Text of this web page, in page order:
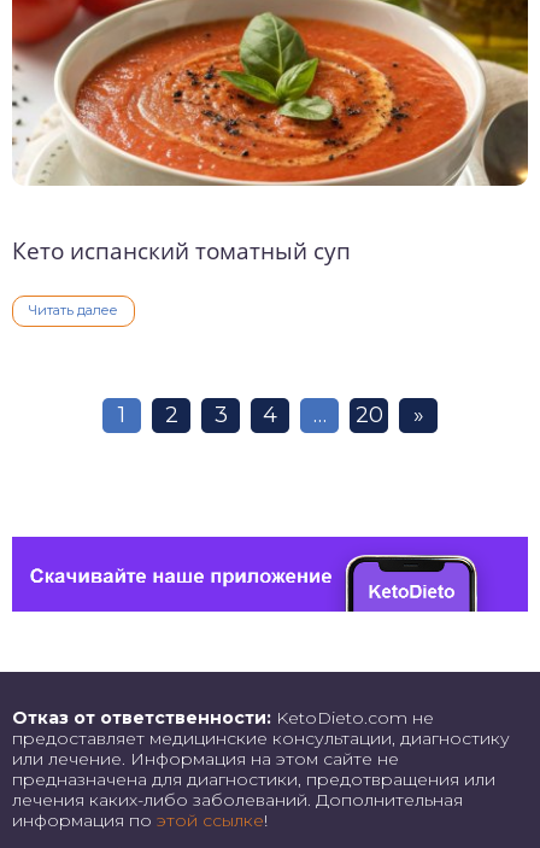
Кето испанский томатный суп
Читать далее
1 2 3 4 … 20 »
Отказ от ответственности: KetoDieto.com не
предоставляет медицинские консультации, диагностику
или лечение. Информация на этом сайте не
предназначена для диагностики, предотвращения или
лечения каких-либо заболеваний. Дополнительная
информация по этой ссылке!